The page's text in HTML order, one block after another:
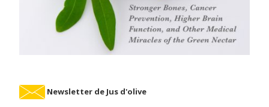
Newsletter de Jus d'olive